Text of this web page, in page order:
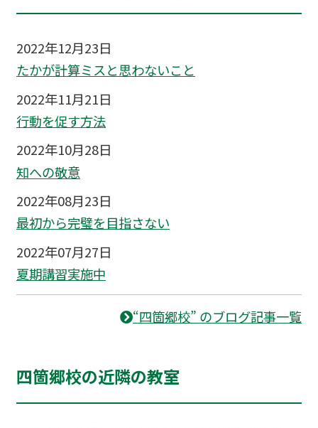
2022年12月23日
たかが計算ミスと思わないこと
2022年11月21日
行動を促す方法
2022年10月28日
知への敬意
2022年08月23日
最初から完璧を目指さない
2022年07月27日
夏期講習実施中
“四箇郷校” のブログ記事一覧
四箇郷校の近隣の教室